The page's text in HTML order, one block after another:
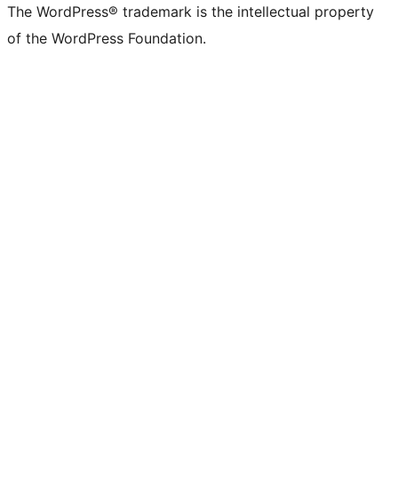
The WordPress® trademark is the intellectual property
of the WordPress Foundation.